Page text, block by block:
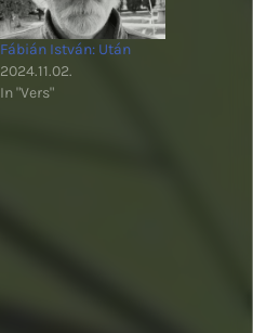
Fábián István: Után
2024.11.02.
In "Vers"